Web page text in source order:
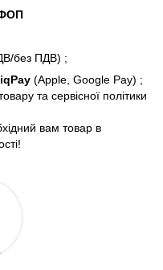
ФОП
без ПДВ) ;
(Apple, Google Pay) ;
та сервісної політики
вам товар в